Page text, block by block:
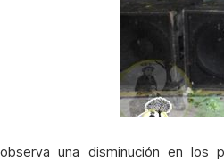
una disminución en los